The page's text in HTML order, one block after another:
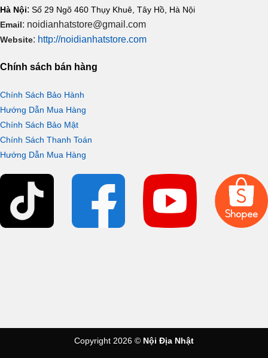
Hà Nội: Số 29 Ngõ 460 Thụy Khuê, Tây Hồ, Hà Nội
Email: noidianhatstore@gmail.com
Website: http://noidianhatstore.com
Chính sách bán hàng
Chính Sách Bảo Hành
Hướng Dẫn Mua Hàng
Chính Sách Bảo Mật
Chính Sách Thanh Toán
Hướng Dẫn Mua Hàng
Copyright 2026 © Nội Địa Nhật